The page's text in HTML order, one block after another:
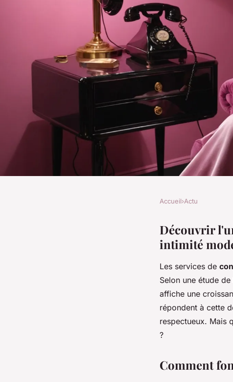
Découvrez le
téléphone rose
Accueil›Actu
Découvrir
intimité
Les services de
Selon une étude
affiche une
répondent à cette
respectueux. Mais
?
Comment